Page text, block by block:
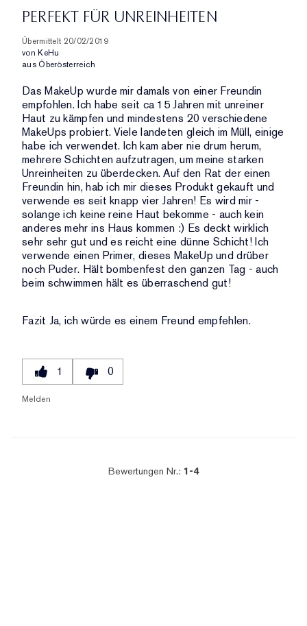
PERFEKT FÜR UNREINHEITEN
Übermittelt 20/02/2019
von KeHu
aus Öberösterreich
Das MakeUp wurde mir damals von einer Freundin
empfohlen. Ich habe seit ca 15 Jahren mit unreiner
Haut zu kämpfen und mindestens 20 verschiedene
MakeUps probiert. Viele landeten gleich im Müll, einige
habe ich verwendet. Ich kam aber nie drum herum,
mehrere Schichten aufzutragen, um meine starken
Unreinheiten zu überdecken. Auf den Rat der einen
Freundin hin, hab ich mir dieses Produkt gekauft und
verwende es seit knapp vier Jahren! Es wird mir -
solange ich keine reine Haut bekomme - auch kein
anderes mehr ins Haus kommen :) Es deckt wirklich
sehr sehr gut und es reicht eine dünne Schicht! Ich
verwende einen Primer, dieses MakeUp und drüber
noch Puder. Hält bombenfest den ganzen Tag - auch
beim schwimmen hält es überraschend gut!
Fazit Ja, ich würde es einem Freund empfehlen.
1 0
Melden
Bewertungen Nr.: 1-4